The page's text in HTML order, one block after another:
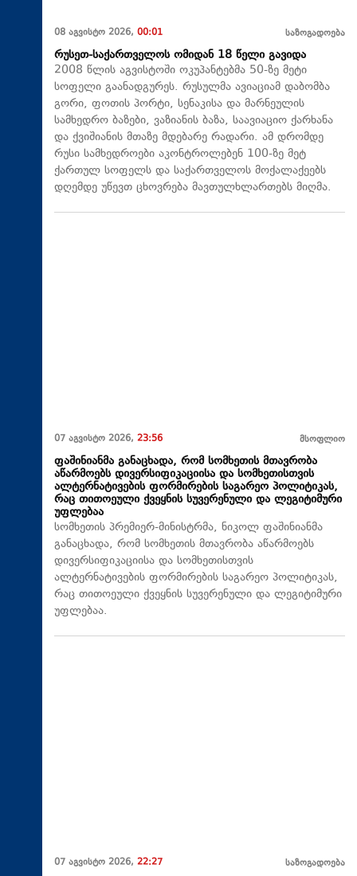
08 აგვისტო 2026, 00:01 საზოგადოება
რუსეთ-საქართველოს ომიდან 18 წელი გავიდა
2008 წლის აგვისტოში ოკუპანტებმა 50-ზე მეტი
სოფელი გაანადგურეს. რუსულმა ავიაციამ დაბომბა
გორი, ფოთის პორტი, სენაკისა და მარნეულის
სამხედრო ბაზები, ვაზიანის ბაზა, საავიაციო ქარხანა
და ქვიშიანის მთაზე მდებარე რადარი. ამ დრომდე
რუსი სამხედროები აკონტროლებენ 100-ზე მეტ
ქართულ სოფელს და საქართველოს მოქალაქეებს
დღემდე უწევთ ცხოვრება მავთულხლართებს მიღმა.
07 აგვისტო 2026, 23:56 მსოფლიო
ფაშინიანმა განაცხადა, რომ სომხეთის მთავრობა
აწარმოებს დივერსიფიკაციისა და სომხეთისთვის
ალტერნატივების ფორმირების საგარეო პოლიტიკას,
რაც თითოეული ქვეყნის სუვერენული და ლეგიტიმური
უფლებაა
სომხეთის პრემიერ-მინისტრმა, ნიკოლ ფაშინიანმა
განაცხადა, რომ სომხეთის მთავრობა აწარმოებს
დივერსიფიკაციისა და სომხეთისთვის
ალტერნატივების ფორმირების საგარეო პოლიტიკას,
რაც თითოეული ქვეყნის სუვერენული და ლეგიტიმური
უფლებაა.
07 აგვისტო 2026, 22:27 საზოგადოება